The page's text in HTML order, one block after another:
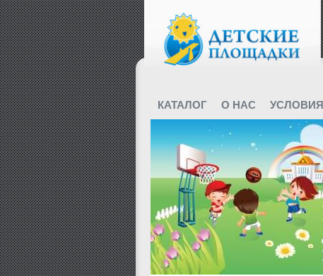
КАТАЛОГ О НАС УСЛОВИЯ